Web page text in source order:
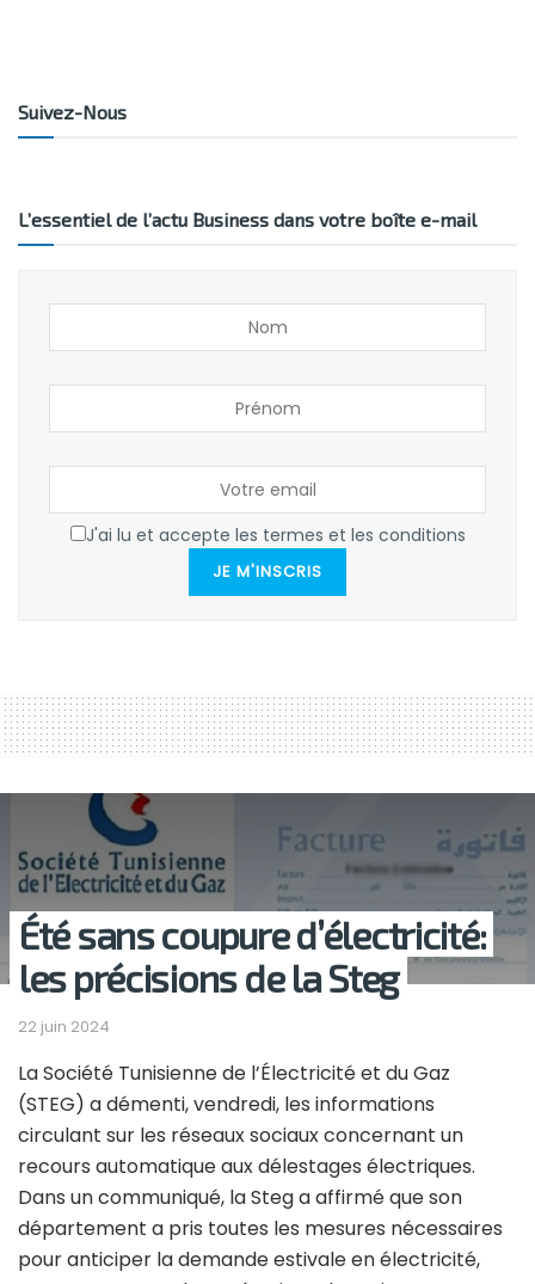
Suivez-Nous
L’essentiel de l’actu Business dans votre boîte e-mail
J'ai lu et accepte les termes et les conditions
JE M'INSCRIS
Été sans coupure d’électricité:
les précisions de la Steg
22 juin 2024
La Société Tunisienne de l’Électricité et du Gaz
(STEG) a démenti, vendredi, les informations
circulant sur les réseaux sociaux concernant un
recours automatique aux délestages électriques.
Dans un communiqué, la Steg a affirmé que son
département a pris toutes les mesures nécessaires
pour anticiper la demande estivale en électricité,